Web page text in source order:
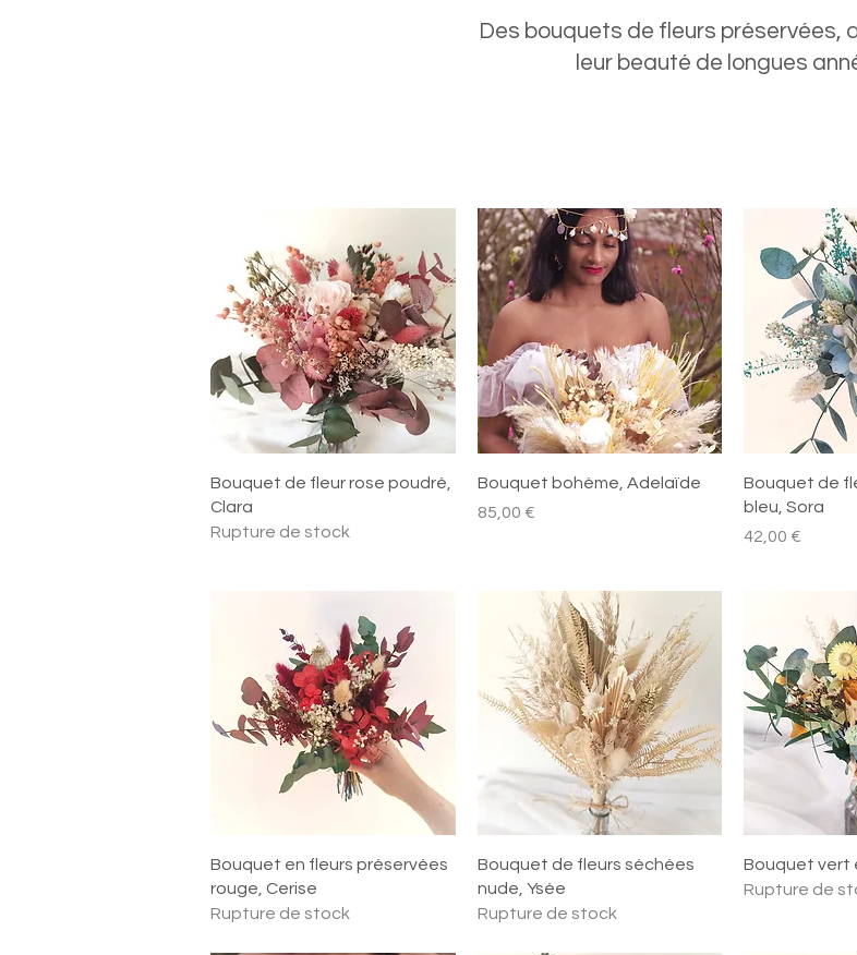
Des bouquets de fleurs préservées,
leur beauté de longues
Aperçu rapide
Bouquet de fleur rose poudré,
Clara
Rupture de stock
Aperçu rapide
Bouquet bohème, Adelaïde
Prix
85,00 €
Bouquet de
bleu, Sora
Prix
42,00 €
Aperçu rapide
Bouquet en fleurs préservées
rouge, Cerise
Rupture de stock
Aperçu rapide
Bouquet de fleurs séchées
nude, Ysée
Rupture de stock
Bouquet vert
Rupture de